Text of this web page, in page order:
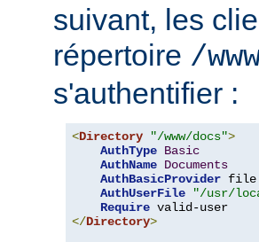
suivant, les
répertoire /
s'authentifier :
<Directory "/www/docs">
AuthType Basic
AuthName Documents
AuthBasicProvider file
AuthUserFile
"/usr/
Require
</Directory>